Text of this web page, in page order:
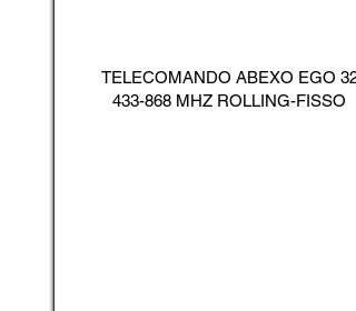
TELECOMANDO ABEXO EGO 32
433-868 MHZ ROLLING-FISSO